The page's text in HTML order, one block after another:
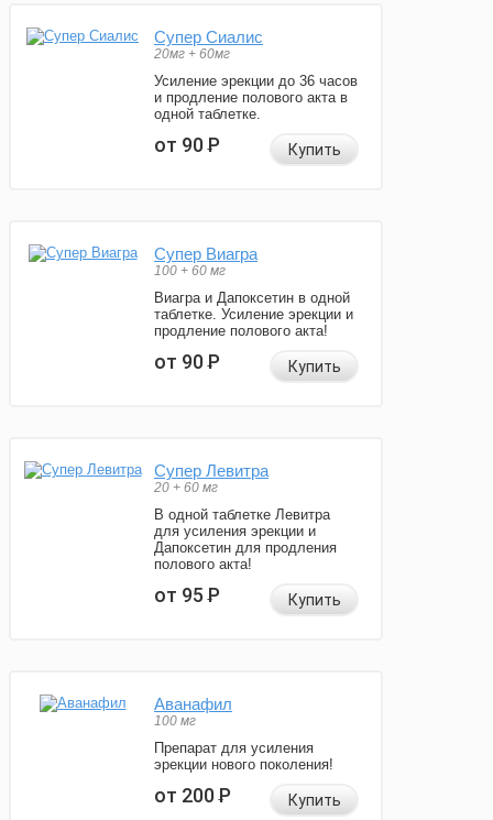
Супер Сиалис
20мг + 60мг
Усиление эрекции до 36 часов
и продление полового акта в
одной таблетке.
от 90Р Купить
Супер Виагра
100 + 60 мг
Виагра и Дапоксетин в одной
таблетке. Усиление эрекции и
продление полового акта!
от 90Р Купить
Супер Левитра
20 + 60 мг
В одной таблетке Левитра
для усиления эрекции и
Дапоксетин для продления
полового акта!
от 95Р Купить
Аванафил
100 мг
Препарат для усиления
эрекции нового поколения!
от 200Р Купить